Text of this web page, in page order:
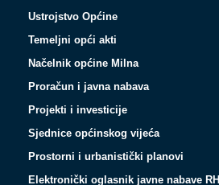
Ustrojstvo Općine
Temeljni opći akti
Načelnik općine Milna
Proračun i javna nabava
Projekti i investicije
Sjednice općinskog vijeća
Prostorni i urbanistički planovi
Elektronički oglasnik javne nabave RH